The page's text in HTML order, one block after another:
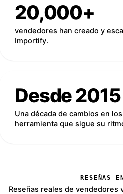
20,000+
vendedores han creado y
Importify.
Desde 2015
Una década de cambios en
herramienta que sigue su
RESEÑAS
Reseñas reales de vendedores